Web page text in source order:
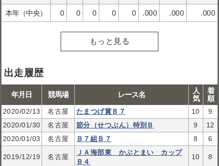
本年（中央） 0 0 0 0 0 .000 .000 .000
もっと見る
出走履歴
年月日 競馬場 レース名
人
気
着
順
2020/02/13 名古屋 たまつげ賞Ｂ７ 10
9
2020/01/30
名古屋 節分（せつぶん）特別Ｂ 9
12
2020/01/03
名古屋 Ｂ７組Ｂ７ 8 6
2019/12/19 名古屋
ＪＡ海部東 かぶとまい カップ
Ｂ４
10 8